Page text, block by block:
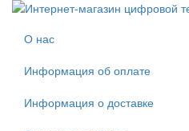
О нас
Информация об оплате
Информация о доставке